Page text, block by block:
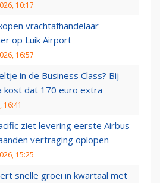
10:17
vrachtafhandelaar
op Luik Airport
16:57
in de Business Class? Bij
kost dat 170 euro extra
16:41
ziet levering eerste Airbus
vertraging oplopen
15:25
snelle groei in kwartaal met